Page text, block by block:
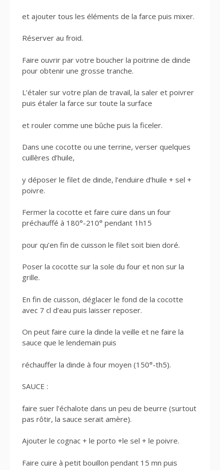
et ajouter tous les éléments de la farce puis mixer.
Réserver au froid.
Faire ouvrir par votre boucher la poitrine de dinde
pour obtenir une grosse tranche.
L’étaler sur votre plan de travail, la saler et poivrer
puis étaler la farce sur toute la surface
et rouler comme une bûche puis la ficeler.
Dans une cocotte ou une terrine, verser quelques
cuillères d’huile,
y déposer le filet de dinde, l’enduire d’huile + sel +
poivre.
Fermer la cocotte et faire cuire dans un four
préchauffé à 180°-210° pendant 1h15
pour qu’en fin de cuisson le filet soit bien doré.
Poser la cocotte sur la sole du four et non sur la
grille.
En fin de cuisson, déglacer le fond de la cocotte
avec 7 cl d’eau puis laisser reposer.
On peut faire cuire la dinde la veille et ne faire la
sauce que le lendemain puis
réchauffer la dinde à four moyen (150°-th5).
SAUCE :
faire suer l’échalote dans un peu de beurre (surtout
pas rôtir, la sauce serait amère).
Ajouter le cognac + le porto +le sel + le poivre.
Faire cuire à petit bouillon pendant 15 mn puis